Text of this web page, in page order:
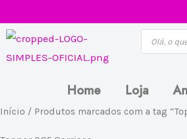
para
produtos
Home Loja
Início / Produtos marcados com a tag